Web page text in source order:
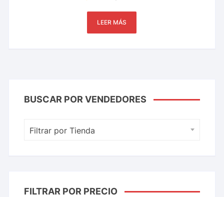
LEER MÁS
BUSCAR POR VENDEDORES
Filtrar por Tienda
FILTRAR POR PRECIO